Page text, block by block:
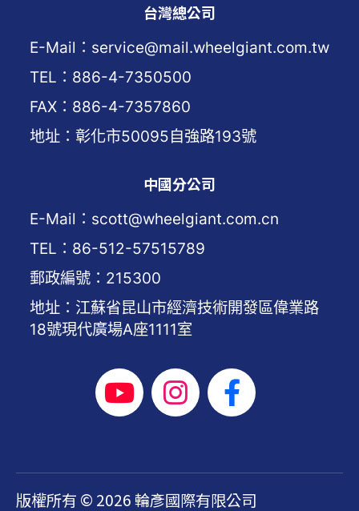
台灣總公司
E-Mail：service@mail.wheelgiant.com.tw
TEL：886-4-7350500
FAX：886-4-7357860
地址：彰化市50095自強路193號
中國分公司
E-Mail：scott@wheelgiant.com.cn
TEL：86-512-57515789
郵政編號：215300
地址：江蘇省昆山市經濟技術開發區偉業路
18號現代廣場A座1111室
版權所有 © 2026 輪彥國際有限公司